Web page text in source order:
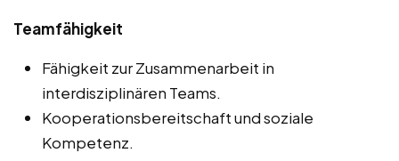
Teamfähigkeit
Fähigkeit zur Zusammenarbeit in
interdisziplinären Teams.
Kooperationsbereitschaft und soziale
Kompetenz.